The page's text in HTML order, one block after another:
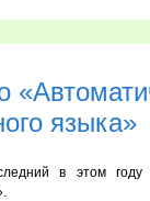
языка»
в этом